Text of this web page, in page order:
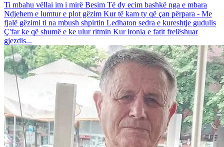
Ti mbahu vëllai im i mirë Besim Të dy ecim bashkë nga e mbara
Ndjehem e lumtur e plot gëzim Kur të kam ty që çan përpara - Me
fjalë gëzimi ti na mbush shpirtin Ledhaton sedra e kureshtje gudulis
Ç'far ke që shumë e ke ulur ritmin Kur ironia e fatit frelëshuar
gjezdis...